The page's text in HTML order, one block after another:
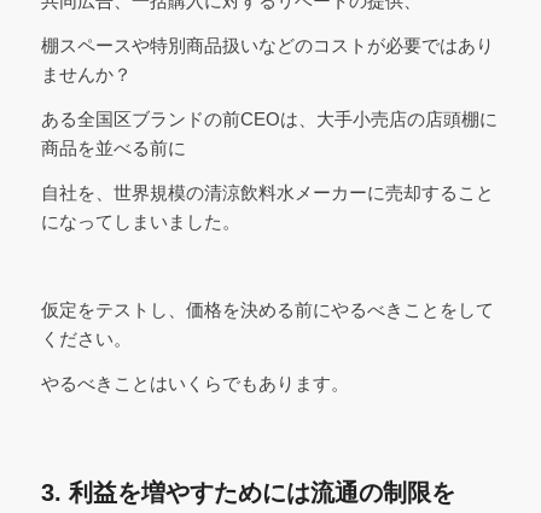
棚スペースや特別商品扱いなどのコストが必要ではあり
ませんか？
ある全国区ブランドの前CEOは、大手小売店の店頭棚に
商品を並べる前に
自社を、世界規模の清涼飲料水メーカーに売却すること
になってしまいました。
仮定をテストし、価格を決める前にやるべきことをして
ください。
やるべきことはいくらでもあります。
3. 利益を増やすためには流通の制限を